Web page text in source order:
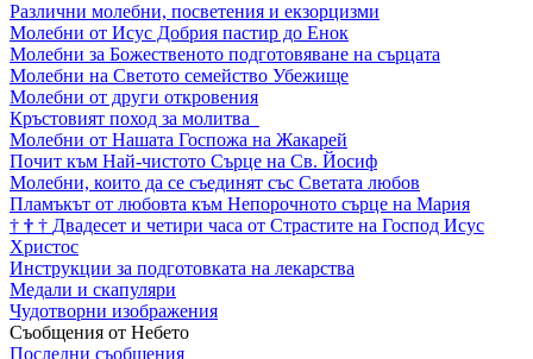
Различни молебни, посветения и екзорцизми
Молебни от Исус Добрия пастир до Енок
Молебни за Божественото подготовяване на сърцата
Молебни на Светото семейство Убежище
Молебни от други откровения
Кръстовият поход за молитва
Молебни от Нашата Госпожа на Жакарей
Почит към Най-чистото Сърце на Св. Йосиф
Молебни, които да се съединят със Светата любов
Пламъкът от любовта към Непорочното сърце на Мария
† † † Двадесет и четири часа от Страстите на Господ Исус
Христос
Инструкции за подготовката на лекарства
Медали и скапуляри
Чудотворни изображения
Съобщения от Небето
Последни съобщения